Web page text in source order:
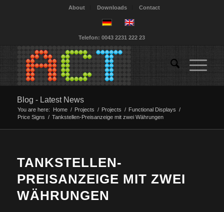
About Downloads Contact
Telefon: 0043 2231 222 23
Blog - Latest News
You are here: Home / Projects / Projects / Functional Displays /
Price Signs / Tankstellen-Preisanzeige mit zwei Währungen
TANKSTELLEN-
PREISANZEIGE MIT ZWEI
WÄHRUNGEN